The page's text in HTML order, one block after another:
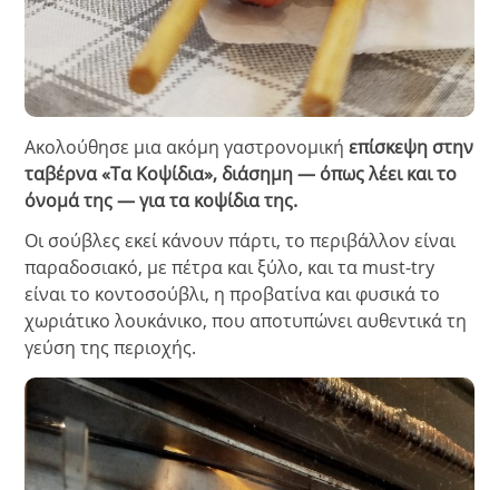
Ακολούθησε μια ακόμη γαστρονομικήεπίσκεψη στην
ταβέρνα «Τα Κοψίδια», διάσημη — όπως λέει και το
όνομά της — για τα κοψίδια της.
Οι σούβλες εκεί κάνουν πάρτι, το περιβάλλον είναι
παραδοσιακό, με πέτρα και ξύλο, και τα must-try
είναι το κοντοσούβλι, η προβατίνα και φυσικά το
χωριάτικο λουκάνικο, που αποτυπώνει αυθεντικά τη
γεύση της περιοχής.